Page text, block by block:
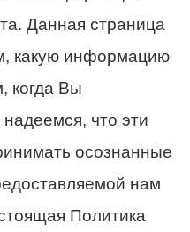
Данная страница
какую информацию
когда Вы
что эти
осознанные
нам
Политика